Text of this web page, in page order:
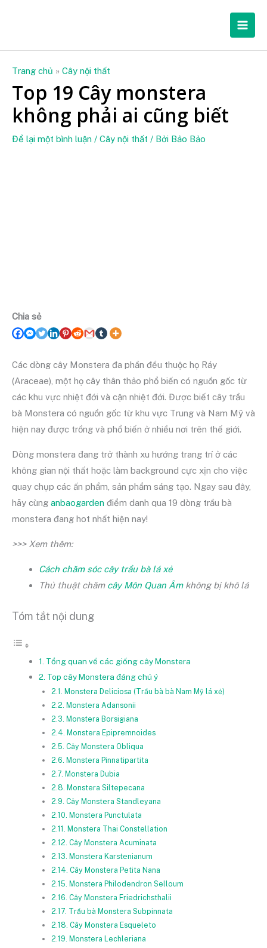
Main
Trang chủ » Cây nội thất
Top 19 Cây monstera
không phải ai cũng biết
Để lại một bình luận / Cây nội thất / Bởi Bảo Bảo
Chia sẻ
Các dòng cây Monstera đa phần đều thuộc họ Ráy
(Araceae), một họ cây thân thảo phổ biến có nguồn gốc từ
các khu vực nhiệt đới và cận nhiệt đới. Được biết cây trầu
bà Monstera có nguồn gốc từ khu vực Trung và Nam Mỹ và
hiện nay được trồng và phổ biến ở nhiều nơi trên thế giới.
Dòng monstera đang trở thành xu hướng trang trí ở các
không gian nội thất hoặc làm background cực xịn cho việc
quay chụp các ấn phẩm, sản phẩm sáng tạo. Ngay sau đây,
hãy cùng anbaogarden điểm danh qua 19 dòng trầu bà
monstera đang hot nhất hiện nay!
>>> Xem thêm:
Cách chăm sóc cây trầu bà lá xẻ
Thủ thuật chăm cây Môn Quan Âmkhông bị khô lá
Tóm tắt nội dung
1. Tổng quan về các giống cây Monstera
2. Top cây Monstera đáng chú ý
2.1. Monstera Deliciosa (Trầu bà bà Nam Mỹ lá xẻ)
2.2. Monstera Adansonii
2.3. Monstera Borsigiana
2.4. Monstera Epipremnoides
2.5. Cây Monstera Obliqua
2.6. Monstera Pinnatipartita
2.7. Monstera Dubia
2.8. Monstera Siltepecana
2.9. Cây Monstera Standleyana
2.10. Monstera Punctulata
2.11. Monstera Thai Constellation
2.12. Cây Monstera Acuminata
2.13. Monstera Karstenianum
2.14. Cây Monstera Petita Nana
2.15. Monstera Philodendron Selloum
2.16. Cây Monstera Friedrichsthalii
2.17. Trầu bà Monstera Subpinnata
2.18. Cây Monstera Esqueleto
2.19. Monstera Lechleriana